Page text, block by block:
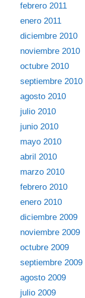
febrero 2011
enero 2011
diciembre 2010
noviembre 2010
octubre 2010
septiembre 2010
agosto 2010
julio 2010
junio 2010
mayo 2010
abril 2010
marzo 2010
febrero 2010
enero 2010
diciembre 2009
noviembre 2009
octubre 2009
septiembre 2009
agosto 2009
julio 2009